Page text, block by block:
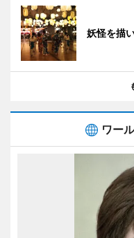
妖怪を描
ワー